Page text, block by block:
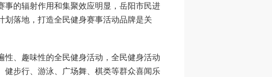
的辐射作用和集聚效应明显，岳阳市民进
落地，打造全民健身赛事活动品牌是关
、趣味性的全民健身活动，全民健身活动
健步行、游泳、广场舞、棋类等群众喜闻乐